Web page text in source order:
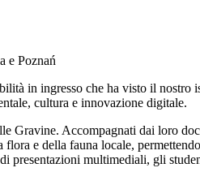
e Poznań
in ingresso che ha visto il nostro
cultura e innovazione digitale.
Gravine. Accompagnati dai loro
e della fauna locale,
presentazioni multimediali, gli